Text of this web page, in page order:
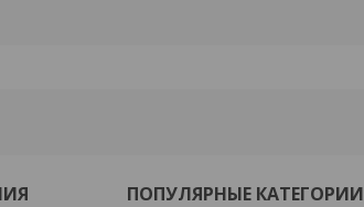
ПОПУЛЯРНЫЕ КАТЕГОРИИ